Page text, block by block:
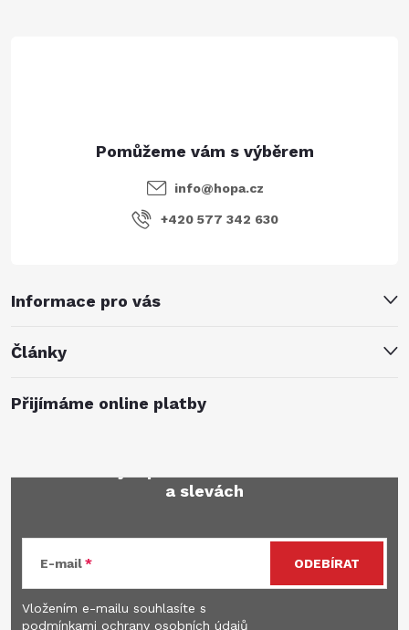
Informace pro vás
Články
info@hopa.cz
+420 577 342 630
Přijímáme online platby
a slevách
E-mail
Vložením e-mailu souhlasíte s
podmínkami ochrany osobních údajů
ODEBÍRAT